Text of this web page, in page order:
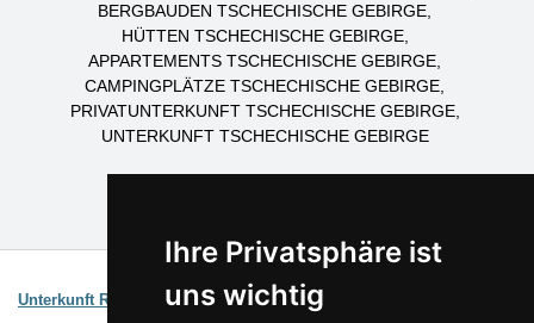
Ihre Privatsphäre ist
uns wichtig
BERGBAUDEN TSCHECHISCHE GEBIRGE
HÜTTEN TSCHECHISCHE GEBIRGE
APPARTEMENTS TSCHECHISCHE GEBIRGE
CAMPINGPLÄTZE TSCHECHISCHE GEBIRGE
PRIVATUNTERKUNFT TSCHECHISCHE GEBIRGE
UNTERKUNFT TSCHECHISCHE GEBIRGE
Interessante Links:
Unterkunft Riesengebirge
Unterkunft auf Landkarten